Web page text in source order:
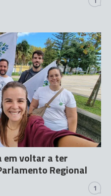
em voltar a ter
Regional
1